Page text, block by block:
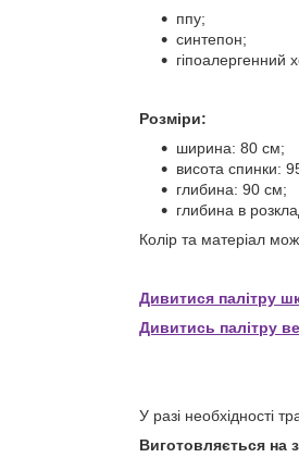
ппу;
синтепон;
гіпоалергенний
Розміри:
ширина: 80 см;
висота спинки:
глибина: 90 см;
глибина в
Колір та матеріал
Дивитися палітру ш
Дивитись палітру
У разі необхідності
Виготовляється на